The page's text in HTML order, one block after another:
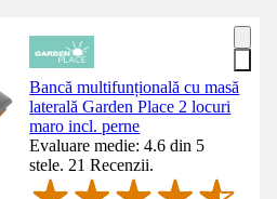
Bancă multifunțională cu masă
laterală Garden Place 2 locuri
maro incl. perne
Evaluare medie: 4.6 din 5
stele. 21 Recenzii.